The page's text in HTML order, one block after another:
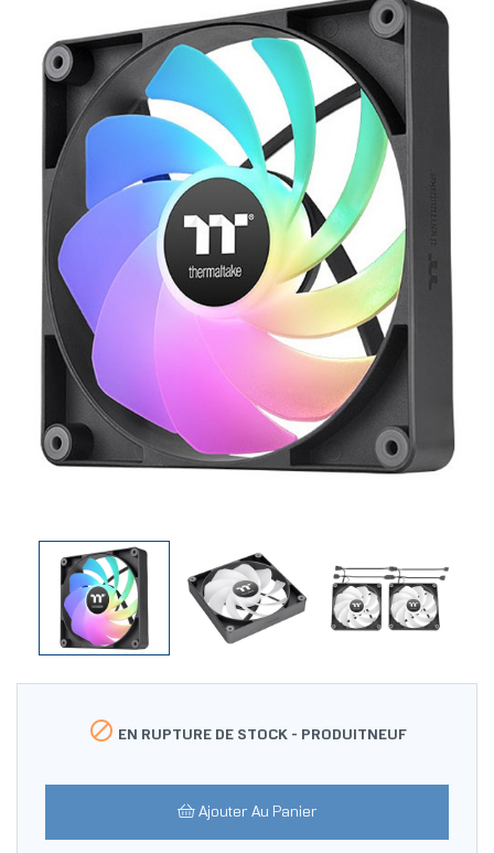
 EN RUPTURE DE STOCK - PRODUITNEUF
Ajouter Au Panier